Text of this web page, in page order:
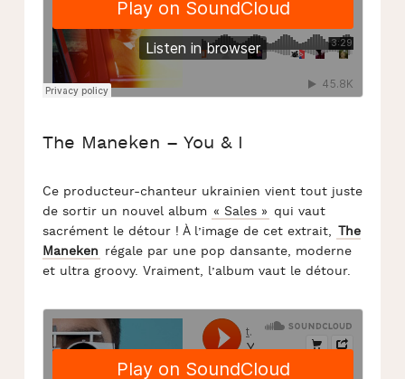
The Maneken – You & I
Ce producteur-chanteur ukrainien vient tout juste
de sortir un nouvel album « Sales » qui vaut
sacrément le détour ! À l’image de cet extrait, The
Maneken régale par une pop dansante, moderne
et ultra groovy. Vraiment, l’album vaut le détour.